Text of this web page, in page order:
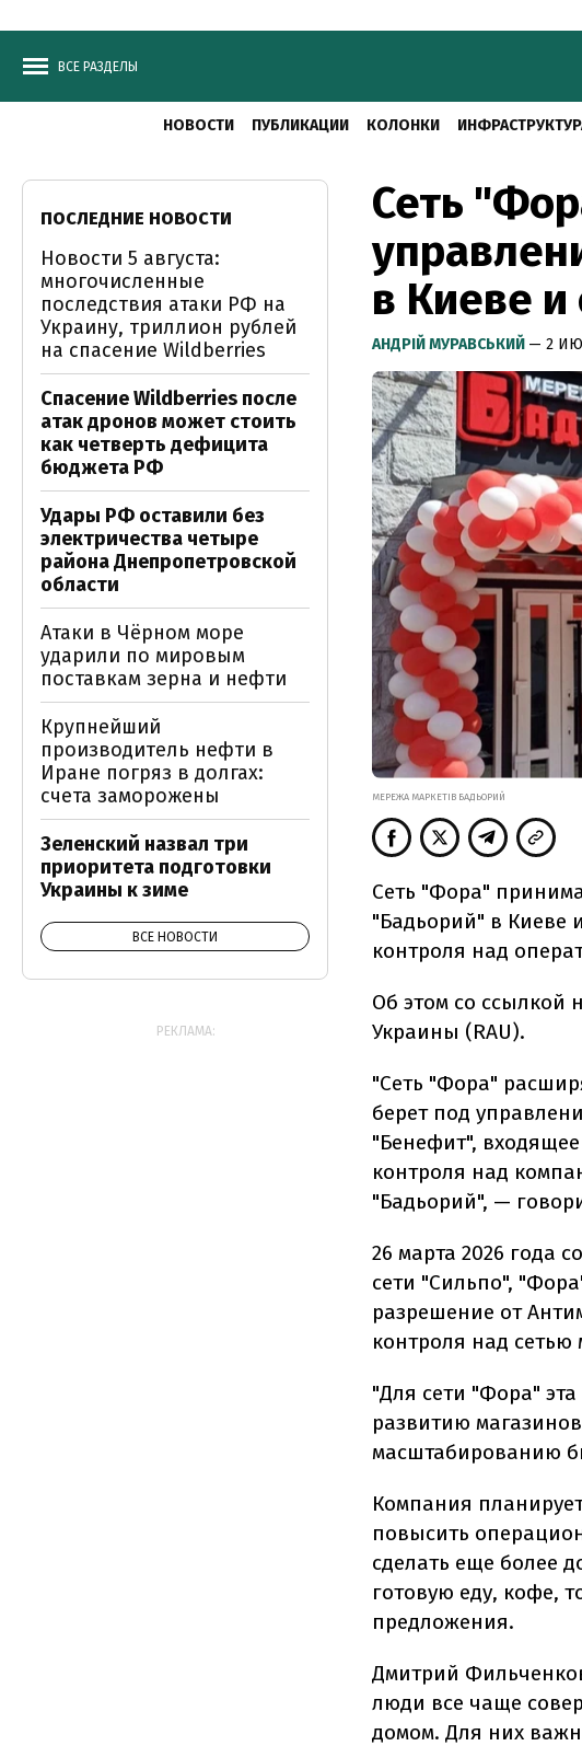
ВСЕ РАЗДЕЛЫ
НОВОСТИ ПУБЛИКАЦИИ КОЛОНКИ
Сеть
в Киеве и
АНДРІЙ МУРАВСЬКИЙ — 2
МЕРЕЖА МАРКЕТІВ БАДЬОРИЙ
Сеть "Фора"
"Бадьорий" в Киеве
контроля над
Об этом со ссылкой
Украины (RAU).
"Сеть "Фора"
берет под
"Бенефит",
контроля над
"Бадьорий", —
26 марта 2026 года
сети "Сильпо",
разрешение от
контроля над сетью
"Для сети "Фора"
развитию
масштабированию
Компания
повысить
сделать еще более
готовую еду, кофе,
предложения.
Дмитрий
люди все чаще
домом. Для них
ПОСЛЕДНИЕ НОВОСТИ
Новости 5 августа:
многочисленные
последствия атаки РФ на
Украину, триллион рублей
на спасение Wildberries
Спасение Wildberries после
атак дронов может стоить
как четверть дефицита
бюджета РФ
Удары РФ оставили без
электричества четыре
района Днепропетровской
области
Атаки в Чёрном море
ударили по мировым
поставкам зерна и нефти
Крупнейший
производитель нефти в
Иране погряз в долгах:
счета заморожены
Зеленский назвал три
приоритета подготовки
Украины к зиме
ВСЕ НОВОСТИ
РЕКЛАМА: